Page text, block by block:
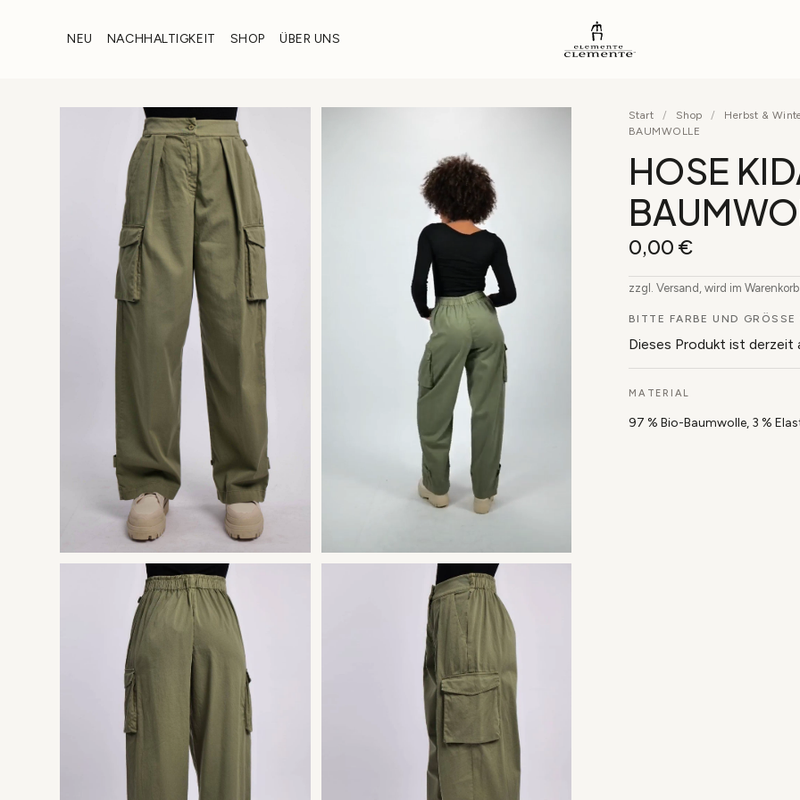
NEU NACHHALTIGKEIT SHOP ÜBER UNS
Start / Shop / Herbst &
BAUMWOLLE
HOSE
0,00 €
zzgl. Versand, wird im
BITTE FARBE UND GRÖSSE
Dieses Produkt ist
MATERIAL
97 % Bio-Baumwolle, 3 %